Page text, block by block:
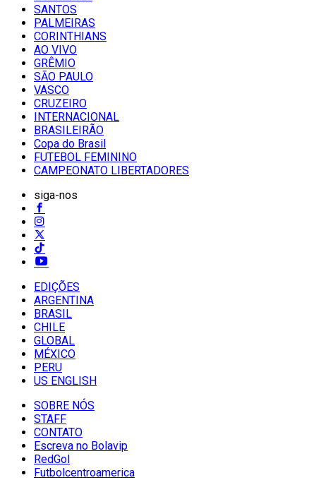
SANTOS
PALMEIRAS
CORINTHIANS
AO VIVO
GRÊMIO
SĀO PAULO
VASCO
CRUZEIRO
INTERNACIONAL
BRASILEIRÃO
Copa do Brasil
FUTEBOL FEMININO
CAMPEONATO LIBERTADORES
siga-nos
EDIÇÕES
ARGENTINA
BRASIL
CHILE
GLOBAL
MÉXICO
PERU
US ENGLISH
SOBRE NÓS
STAFF
CONTATO
Escreva no Bolavip
RedGol
Futbolcentroamerica